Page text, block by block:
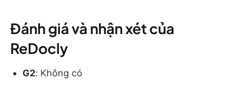
Đánh giá và nhận xét của
ReDocly
G2: Không có